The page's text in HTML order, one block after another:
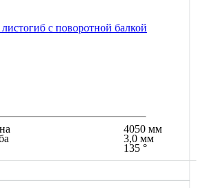
с поворотной балкой
4050 мм
3,0 мм
135 °